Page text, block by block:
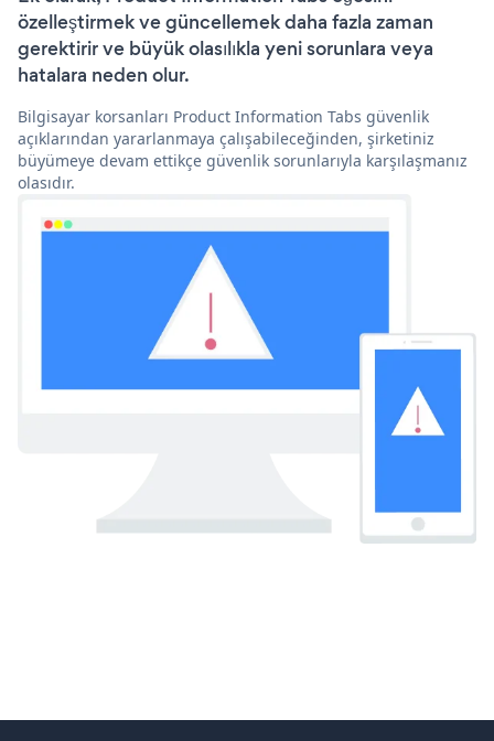
özelleştirmek ve güncellemek daha fazla zaman
gerektirir ve büyük olasılıkla yeni sorunlara veya
hatalara neden olur.
Bilgisayar korsanları Product Information Tabs güvenlik
açıklarından yararlanmaya çalışabileceğinden, şirketiniz
büyümeye devam ettikçe güvenlik sorunlarıyla karşılaşmanız
olasıdır.